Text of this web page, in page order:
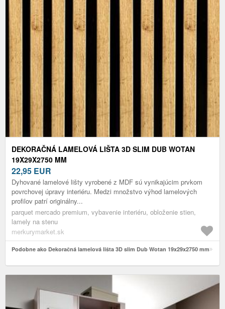
DEKORAČNÁ LAMELOVÁ LIŠTA 3D SLIM DUB WOTAN
19X29X2750 MM
22,95 EUR
Dyhované lamelové lišty vyrobené z MDF sú vynikajúcim prvkom
povrchovej úpravy interiéru. Medzi množstvo výhod lamelových
profilov patrí originálny...
parquet mercado premium, vybavenie interiéru, obloženie stien,
lamely na stenu
merkurymarket.sk
Podobne ako Dekoračná lamelová lišta 3D slim Dub Wotan 19x29x2750 mm